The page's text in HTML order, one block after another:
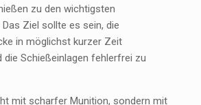
zu den wichtigsten
Ziel sollte es sein, die
in möglichst kurzer Zeit
die Schießeinlagen fehlerfrei zu
mit scharfer Munition, sondern mit